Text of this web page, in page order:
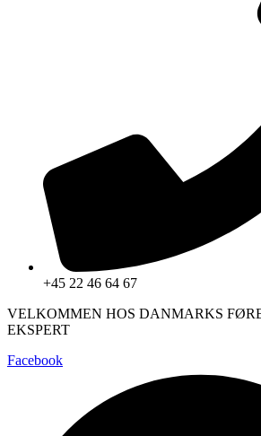
+45 22 46 64 67
VELKOMMEN HOS DANMARKS
EKSPERT
Facebook